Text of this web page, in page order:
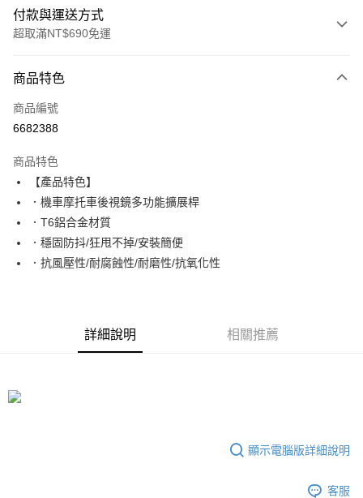
付款與運送方式
超取滿NT$690免運
信用卡一次付款
超商取貨付款
Apple Pay
街口支付
悠遊付
ATM付款
每筆NT$65，滿NT$690(含以上)免運費
商品特色
商品編號
6682388
商品特色
【產品特色】
．機車摩托車後視鏡多功能擴展桿
．T6鋁合金材質
．穩固防抖/狂甩不掉/安裝簡便
．抗風壓性/耐腐蝕性/耐磨性/抗氧化性
詳細說明 相關推薦
顯示電腦版詳細說明
客服